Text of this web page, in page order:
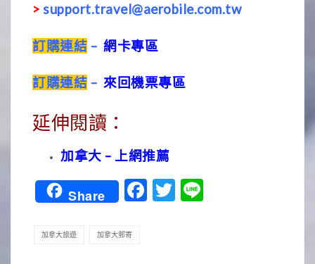
> support.travel@aerobile.com.tw
訂購連結 – 網卡專區
訂購連結 – 來回機票專區
延伸閱讀：
加拿大 – 上網推薦
Share Facebook
Twitter
Line
加拿大旅遊 加拿大郵寄